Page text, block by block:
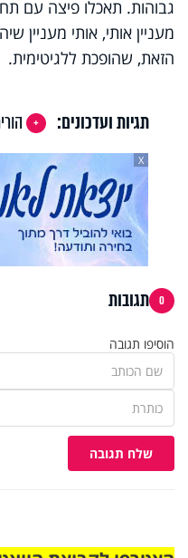
גבוהות. תאכלו פיצה עם
מעניין אותי, אותי מעניין
הזאת, שהופכת ללגיטימית.
תגיות ועדכונים:
X
0 תגובות
הוסיפו תגובה
שלח תגובה